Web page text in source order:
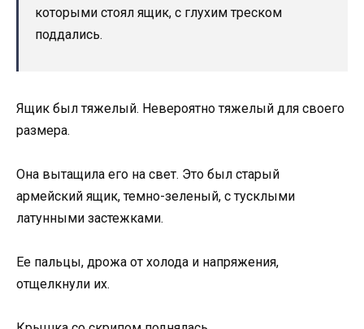
которыми стоял ящик, с глухим треском
поддались.
Ящик был тяжелый. Невероятно тяжелый для своего
размера.
Она вытащила его на свет. Это был старый
армейский ящик, темно-зеленый, с тусклыми
латунными застежками.
Ее пальцы, дрожа от холода и напряжения,
отщелкнули их.